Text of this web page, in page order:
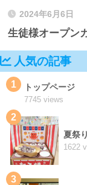
2024年6月6日
生徒様オープン
人気の記事
1 トップページ
7745 views
2
夏祭
1622
3